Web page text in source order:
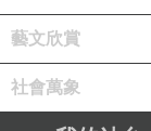
藝文欣賞
社會萬象